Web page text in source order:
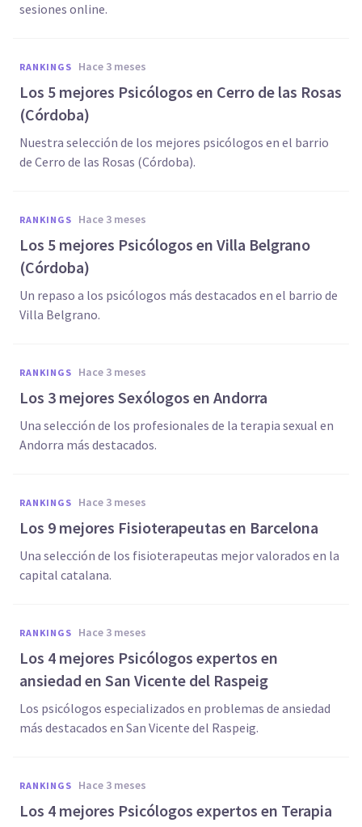
sesiones online.
RANKINGS hace 3 meses
Los 5 mejores Psicólogos en Cerro de las Rosas
(Córdoba)
Nuestra selección de los mejores psicólogos en el barrio
de Cerro de las Rosas (Córdoba).
RANKINGS hace 3 meses
Los 5 mejores Psicólogos en Villa Belgrano
(Córdoba)
Un repaso a los psicólogos más destacados en el barrio de
Villa Belgrano.
RANKINGS hace 3 meses
Los 3 mejores Sexólogos en Andorra
Una selección de los profesionales de la terapia sexual en
Andorra más destacados.
RANKINGS hace 3 meses
Los 9 mejores Fisioterapeutas en Barcelona
Una selección de los fisioterapeutas mejor valorados en la
capital catalana.
RANKINGS hace 3 meses
Los 4 mejores Psicólogos expertos en
ansiedad en San Vicente del Raspeig
Los psicólogos especializados en problemas de ansiedad
más destacados en San Vicente del Raspeig.
RANKINGS hace 3 meses
Los 4 mejores Psicólogos expertos en Terapia